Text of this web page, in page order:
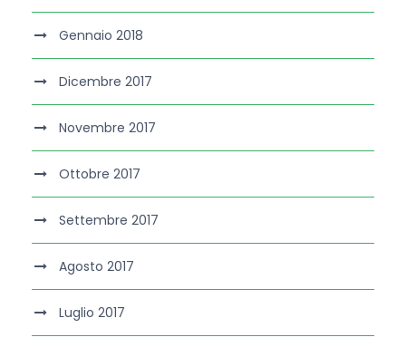
Gennaio 2018
Dicembre 2017
Novembre 2017
Ottobre 2017
Settembre 2017
Agosto 2017
Luglio 2017